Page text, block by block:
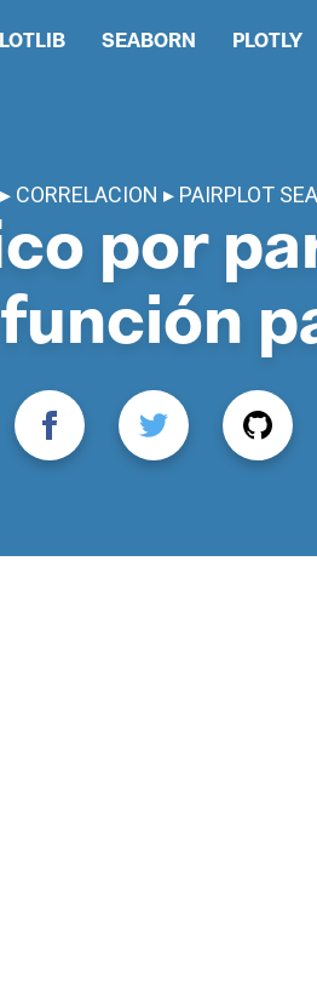
SEABORN PLOTLY
CORRELACION PAIRPLOT
por